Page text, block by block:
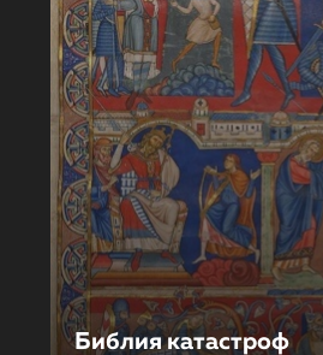
Библия катастроф